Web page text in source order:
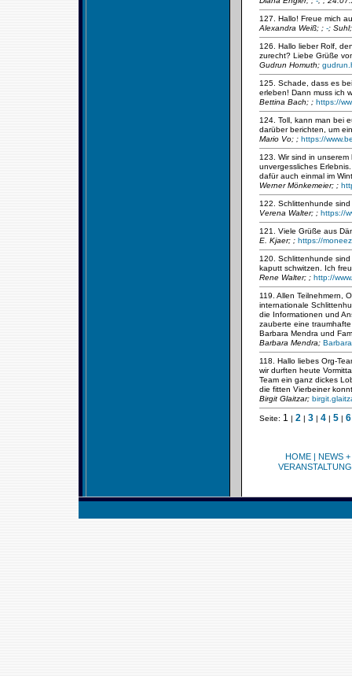
127. Hallo! Freue mich
Alexandra Weiß; ; -;
126. Hallo lieber Rolf,
zurecht? Liebe Grüße
Gudrun Homuth;
125. Schade, dass es
erleben! Dann muss ich
Bettina Bach; ; https://
124. Toll, kann man bei
darüber berichten, um
Mario Vo; ; https://
123. Wir sind in
unvergessliches
dafür auch einmal im
Werner Mönkemeier; ;
122. Schlittenhunde
Verena Walter; ; https://
121. Viele Grüße aus
E. Kjaer; ; https://
120. Schlittenhunde
kaputt schwitzen. Ich
Rene Walter; ; http://
119. Allen Teilnehmern,
internationale
die Informationen und
zauberte eine
Barbara Mendra und
Barbara Mendra;
118. Hallo liebes Org-
wir durften heute
Team ein ganz dickes
die fitten Vierbeiner
Birgit Glaitzar;
Seite: 1 | 2 | 3 | 4 | 5 | 6
HOME| NEWS